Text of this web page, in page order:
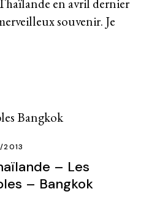
en avril dernier
souvenir. Je
– Les
– Bangkok